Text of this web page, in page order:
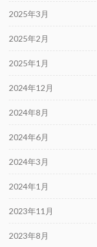
2025年3月
2025年2月
2025年1月
2024年12月
2024年8月
2024年6月
2024年3月
2024年1月
2023年11月
2023年8月